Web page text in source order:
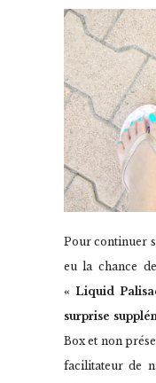
Pour continuer
eu la chance
« Liquid
surprise
Box et non
facilitateur de